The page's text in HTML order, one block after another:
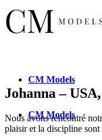
CM Models
CMModels
Johanna –
Nous avons rencontré
plaisir et la discipline sont